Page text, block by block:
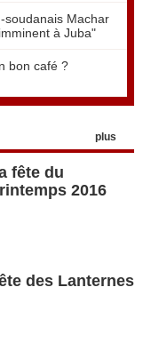
soudanais Machar
à Juba"
bon café ?
plus
fête du
2016
des Lanternes